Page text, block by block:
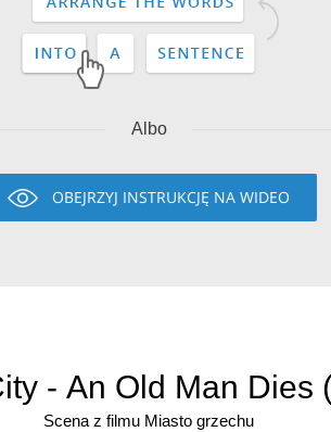
Albo
OBEJRZYJ INSTRUKCJĘ NA WIDEO
- An Old Man Dies
Scena z filmu Miasto grzechu